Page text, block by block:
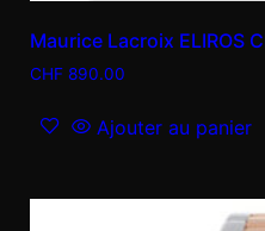
Maurice Lacroix ELIROS
CHF 890.00
Ajouter au panier